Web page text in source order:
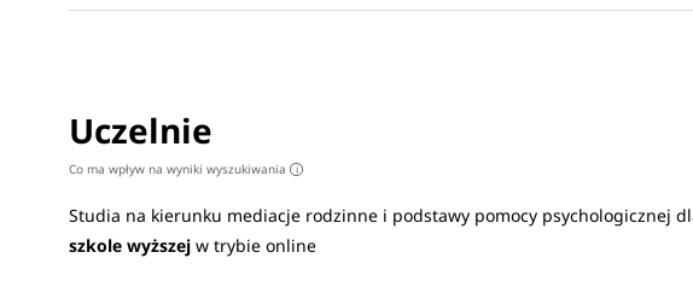
Uczelnie
Co ma wpływ na wyniki wyszukiwania i
Studia na kierunku mediacje rodzinne i podstawy pomocy psychologicznej
szkole wyższej w trybie online